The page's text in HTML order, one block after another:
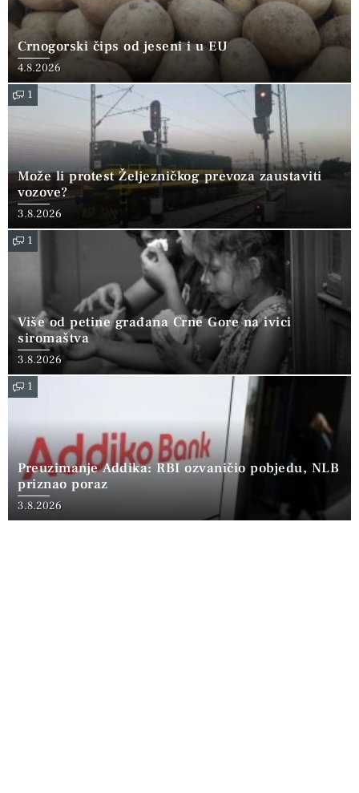
Crnogorski čips od jeseni i u EU
4.8.2026
1
Može li protest Željezničkog prevoza zaustaviti
vozove?
3.8.2026
1
Više od petine građana Crne Gore na ivici
siromaštva
3.8.2026
1
Preuzimanje Addika: RBI ozvaničio pobjedu, NLB
priznao poraz
3.8.2026